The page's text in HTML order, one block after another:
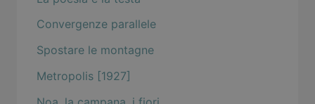
Convergenze parallele
Spostare le montagne
Metropolis [1927]